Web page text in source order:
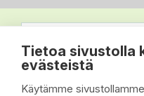
Tietoa sivustolla
evästeistä
Käytämme